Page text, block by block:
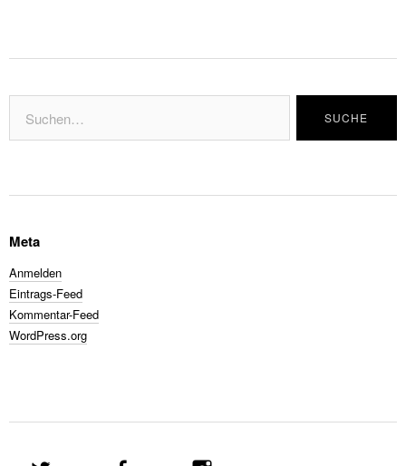
Meta
Anmelden
Eintrags-Feed
Kommentar-Feed
WordPress.org